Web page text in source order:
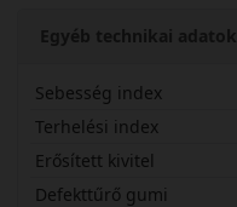
Egyéb technikai adatok
Sebesség index
Terhelési index
Erősített kivitel
Defekttűrő gumi